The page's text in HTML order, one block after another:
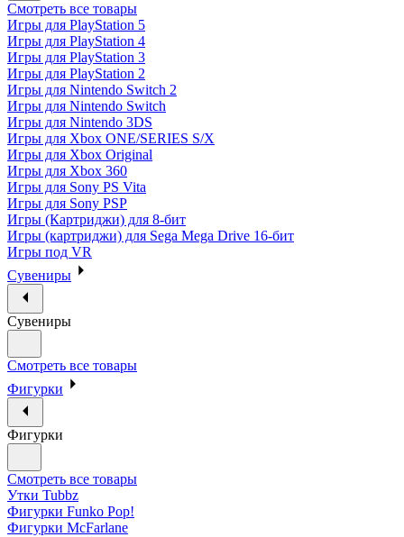
Смотреть все товары
Игры для PlayStation 5
Игры для PlayStation 4
Игры для PlayStation 3
Игры для PlayStation 2
Игры для Nintendo Switch 2
Игры для Nintendo Switch
Игры для Nintendo 3DS
Игры для Xbox ONE/SERIES S/X
Игры для Xbox Original
Игры для Xbox 360
Игры для Sony PS Vita
Игры для Sony PSP
Игры (Картриджи) для 8-бит
Игры (картриджи) для Sega Mega Drive 16-бит
Игры под VR
Сувениры
Сувениры
Смотреть все товары
Фигурки
Фигурки
Смотреть все товары
Утки Tubbz
Фигурки Funko Pop!
Фигурки McFarlane